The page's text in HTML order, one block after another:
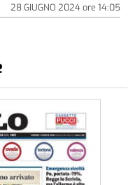
28 GIUGNO 2024ore 14:05